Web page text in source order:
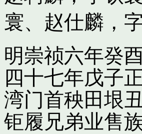
寰、 赵仕麟，
明崇祯六年癸
四十七年戊子
湾门首秧田垠
钜履兄弟业售